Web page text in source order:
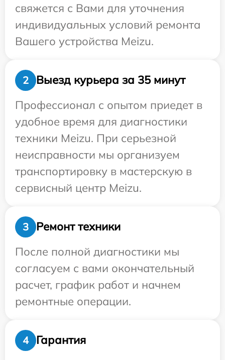
свяжется с Вами для уточнения
индивидуальных условий ремонта
Вашего устройства Meizu.
2
Выезд курьера за 35 минут
Профессионал с опытом приедет в
удобное время для диагностики
техники Meizu. При серьезной
неисправности мы организуем
транспортировку в мастерскую в
сервисный центр Meizu.
3
Ремонт техники
После полной диагностики мы
согласуем с вами окончательный
расчет, график работ и начнем
ремонтные операции.
4
Гарантия